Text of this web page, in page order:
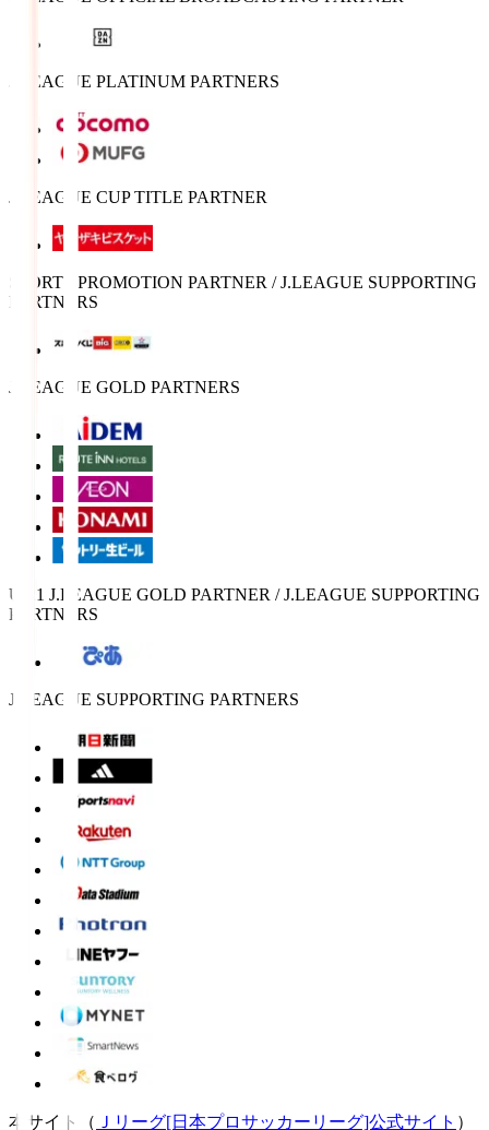
J.LEAGUE PLATINUM PARTNERS
J.LEAGUE CUP TITLE PARTNER
SPORTS PROMOTION PARTNER / J.LEAGUE SUPPORTING
PARTNERS
J.LEAGUE GOLD PARTNERS
U-21 J.LEAGUE GOLD PARTNER / J.LEAGUE SUPPORTING
PARTNERS
J.LEAGUE SUPPORTING PARTNERS
本サイト（ Ｊリーグ[日本プロサッカーリーグ]公式サイト ）